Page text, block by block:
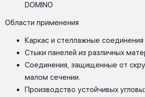
DOMINO
Области применения
Каркас и стеллажные
Стыки панелей из различных
Соединения, защищенные от
малом сечении.
Производство устойчивых